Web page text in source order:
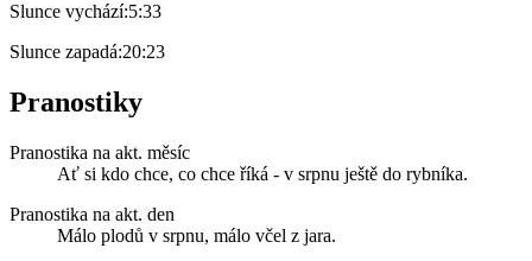
Slunce vychází:5:33
Slunce zapadá:20:23
Pranostiky
Pranostika na akt. měsíc
Ať si kdo chce, co chce říká - v srpnu ještě do rybníka.
Pranostika na akt. den
Málo plodů v srpnu, málo včel z jara.